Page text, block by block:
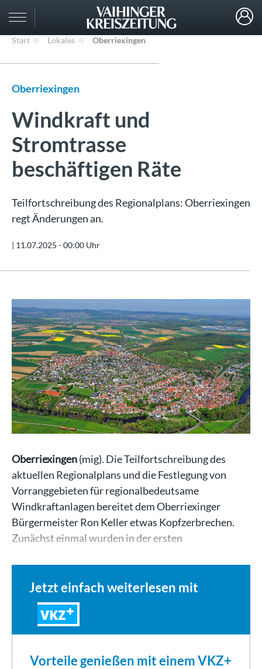
Start Lokales Oberriexingen
Oberriexingen
Windkraft und
Stromtrasse
beschäftigen Räte
Teilfortschreibung des Regionalplans: Oberriexingen
regt Änderungen an.
| 11.07.2025 - 00:00 Uhr
Oberriexingen(mig). Die Teilfortschreibung des
aktuellen Regionalplans und die Festlegung von
Vorranggebieten für regionalbedeutsame
Windkraftanlagen bereitet dem Oberriexinger
Bürgermeister Ron Keller etwas Kopfzerbrechen.
Zunächst einmal wurden in der ersten
Jetzt einfach weiterlesen mit
VKZ
Vorteile genießen mit einem VKZ+